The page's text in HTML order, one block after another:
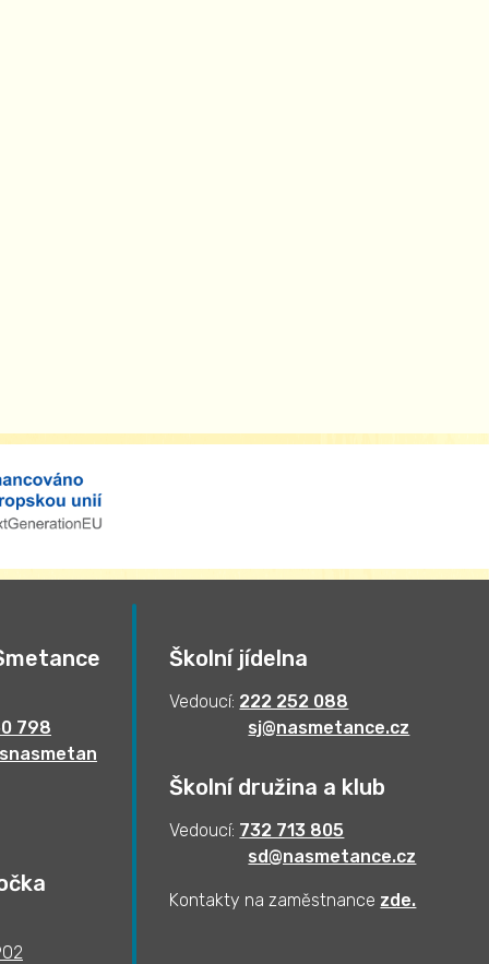
798
Školní jídelna
Vedoucí: 222 252 088
sj@nasmetance.cz
Školní družina a klub
Vedoucí: 732 713 805
sd@nasmetance.cz
Kontakty na zaměstnance zde.